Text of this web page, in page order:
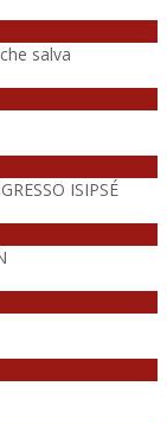
salva
ISIPSÉ